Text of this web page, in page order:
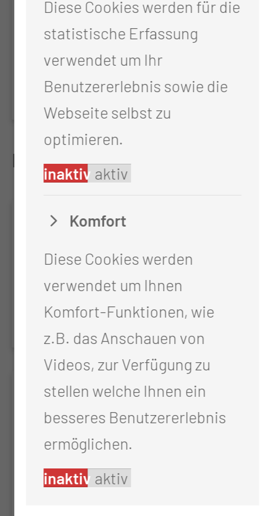
Patientinnen und Patienten mit
soliden Tumoren und
hämatologischen Neoplasien
Laufende Studien
JADE
Clinical Research Platform on
Cholangiocellular Cancer
SAPHIR
Clinical Research Platform For
Molecular Testing, Treatment,
Quality Of Life And Outcome Of
Patients With Esophageal, Gastric
Diese Cookies werden für die
statistische Erfassung
verwendet um Ihr
Benutzererlebnis sowie die
Webseite selbst zu
optimieren.
inaktiv aktiv
Komfort
Diese Cookies werden
verwendet um Ihnen
Komfort-Funktionen, wie
z.B. das Anschauen von
Videos, zur Verfügung zu
stellen welche Ihnen ein
besseres Benutzererlebnis
ermöglichen.
inaktiv aktiv